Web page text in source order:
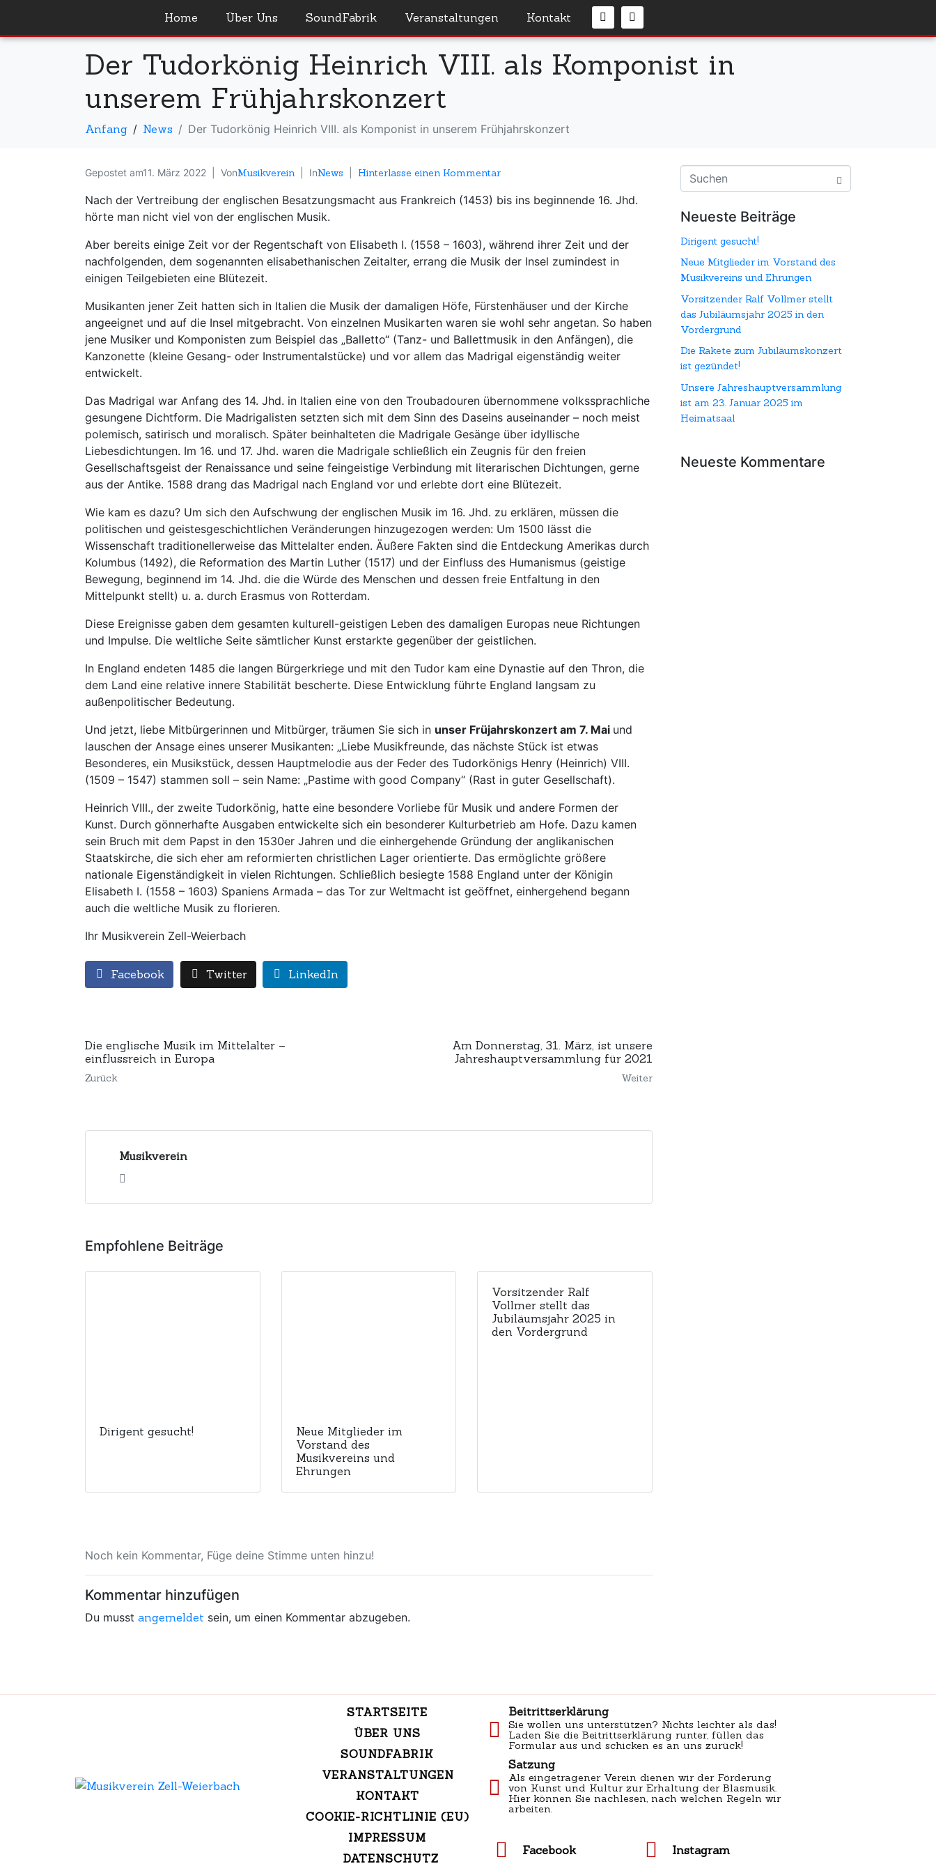
Home Über Uns SoundFabrik Veranstaltungen Kontakt
Der Tudorkönig Heinrich VIII. als Komponist in
unserem Frühjahrskonzert
Anfang News Der Tudorkönig Heinrich VIII. als Komponist in unserem Frühjahrskonzert
Gepostet am11. März 2022 VonMusikverein InNews Hinterlasse einen Kommentar
Nach der Vertreibung der englischen Besatzungsmacht aus Frankreich (1453) bis ins beginnende 16. Jhd.
hörte man nicht viel von der englischen Musik.
Aber bereits einige Zeit vor der Regentschaft von Elisabeth I. (1558 – 1603), während ihrer Zeit und der
nachfolgenden, dem sogenannten elisabethanischen Zeitalter, errang die Musik der Insel zumindest in
einigen Teilgebieten eine Blütezeit.
Musikanten jener Zeit hatten sich in Italien die Musik der damaligen Höfe, Fürstenhäuser und der Kirche
angeeignet und auf die Insel mitgebracht. Von einzelnen Musikarten waren sie wohl sehr angetan. So haben
jene Musiker und Komponisten zum Beispiel das „Balletto“ (Tanz- und Ballettmusik in den Anfängen), die
Kanzonette (kleine Gesang- oder Instrumentalstücke) und vor allem das Madrigal eigenständig weiter
entwickelt.
Das Madrigal war Anfang des 14. Jhd. in Italien eine von den Troubadouren übernommene volkssprachliche
gesungene Dichtform. Die Madrigalisten setzten sich mit dem Sinn des Daseins auseinander – noch meist
polemisch, satirisch und moralisch. Später beinhalteten die Madrigale Gesänge über idyllische
Liebesdichtungen. Im 16. und 17. Jhd. waren die Madrigale schließlich ein Zeugnis für den freien
Gesellschaftsgeist der Renaissance und seine feingeistige Verbindung mit literarischen Dichtungen, gerne
aus der Antike. 1588 drang das Madrigal nach England vor und erlebte dort eine Blütezeit.
Wie kam es dazu? Um sich den Aufschwung der englischen Musik im 16. Jhd. zu erklären, müssen die
politischen und geistesgeschichtlichen Veränderungen hinzugezogen werden: Um 1500 lässt die
Wissenschaft traditionellerweise das Mittelalter enden. Äußere Fakten sind die Entdeckung Amerikas durch
Kolumbus (1492), die Reformation des Martin Luther (1517) und der Einfluss des Humanismus (geistige
Bewegung, beginnend im 14. Jhd. die die Würde des Menschen und dessen freie Entfaltung in den
Mittelpunkt stellt) u. a. durch Erasmus von Rotterdam.
Diese Ereignisse gaben dem gesamten kulturell-geistigen Leben des damaligen Europas neue Richtungen
und Impulse. Die weltliche Seite sämtlicher Kunst erstarkte gegenüber der geistlichen.
In England endeten 1485 die langen Bürgerkriege und mit den Tudor kam eine Dynastie auf den Thron, die
dem Land eine relative innere Stabilität bescherte. Diese Entwicklung führte England langsam zu
außenpolitischer Bedeutung.
Und jetzt, liebe Mitbürgerinnen und Mitbürger, träumen Sie sich in unser Früjahrskonzert am 7. Mai und
lauschen der Ansage eines unserer Musikanten: „Liebe Musikfreunde, das nächste Stück ist etwas
Besonderes, ein Musikstück, dessen Hauptmelodie aus der Feder des Tudorkönigs Henry (Heinrich) VIII.
(1509 – 1547) stammen soll – sein Name: „Pastime with good Company“ (Rast in guter Gesellschaft).
Heinrich VIII., der zweite Tudorkönig, hatte eine besondere Vorliebe für Musik und andere Formen der
Kunst. Durch gönnerhafte Ausgaben entwickelte sich ein besonderer Kulturbetrieb am Hofe. Dazu kamen
sein Bruch mit dem Papst in den 1530er Jahren und die einhergehende Gründung der anglikanischen
Staatskirche, die sich eher am reformierten christlichen Lager orientierte. Das ermöglichte größere
nationale Eigenständigkeit in vielen Richtungen. Schließlich besiegte 1588 England unter der Königin
Elisabeth I. (1558 – 1603) Spaniens Armada – das Tor zur Weltmacht ist geöffnet, einhergehend begann
auch die weltliche Musik zu florieren.
Ihr Musikverein Zell-Weierbach
Facebook Twitter LinkedIn
Die englische Musik im Mittelalter –
einflussreich in Europa
Zurück
Am Donnerstag, 31. März, ist unsere
Jahreshauptversammlung für 2021
Weiter
Musikverein
Empfohlene Beiträge
Dirigent gesucht!
Neue Mitglieder im
Vorstand des
Musikvereins und
Ehrungen
Vorsitzender Ralf
Vollmer stellt das
Jubiläumsjahr 2025 in
den Vordergrund
Noch kein Kommentar, Füge deine Stimme unten hinzu!
Kommentar hinzufügen
Du musst angemeldet sein, um einen Kommentar abzugeben.
Neueste Beiträge
Dirigent gesucht!
Neue Mitglieder im Vorstand des
Musikvereins und Ehrungen
Vorsitzender Ralf Vollmer stellt
das Jubiläumsjahr 2025 in den
Vordergrund
Die Rakete zum Jubiläumskonzert
ist gezündet!
Unsere Jahreshauptversammlung
ist am 23. Januar 2025 im
Heimatsaal
Neueste Kommentare
STARTSEITE
ÜBER UNS
SOUNDFABRIK
VERANSTALTUNGEN
KONTAKT
COOKIE-RICHTLINIE (EU)
IMPRESSUM
DATENSCHUTZ
Beitrittserklärung
Sie wollen uns unterstützen? Nichts leichter als das!
Laden Sie die Beitrittserklärung runter, füllen das
Formular aus und schicken es an uns zurück!
Satzung
Als eingetragener Verein dienen wir der Förderung
von Kunst und Kultur zur Erhaltung der Blasmusik.
Hier können Sie nachlesen, nach welchen Regeln wir
arbeiten.
Facebook Instagram